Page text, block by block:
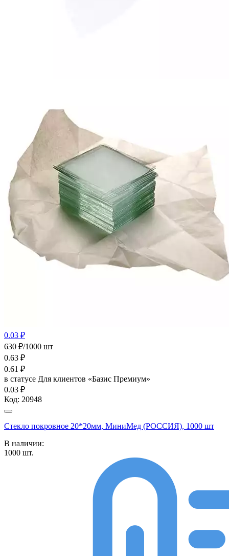
0.03 ₽
630 ₽/1000 шт
0.63 ₽
0.61 ₽
в статусе Для клиентов «Базис Премиум»
0.03 ₽
Код: 20948
Стекло покровное 20*20мм, МиниМед (РОССИЯ), 1000 шт
В наличии:
1000 шт.